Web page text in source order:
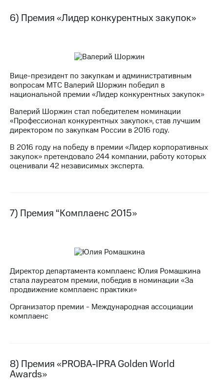
6) Премия «Лидер конкурентных закупок»
Вице-президент по закупкам и административным
вопросам МТС Валерий Шоржин победил в
национальной премии «Лидер конкурентных закупок»
Валерий Шоржин стал победителем номинации
«Профессионал конкурентных закупок», став лучшим
директором по закупкам России в 2016 году.
В 2016 году на победу в премии «Лидер корпоративных
закупок» претендовало 244 компании, работу которых
оценивали 42 независимых эксперта.
7) Премия “Комплаенс 2015»
Директор департамента комплаенс Юлия Ромашкина
стала лауреатом премии, победив в номинации «За
продвижение комплаенс практики»
Организатор премии - Международная ассоциации
комплаенс
8) Премия «PROBA-IPRA Golden World
Awards»